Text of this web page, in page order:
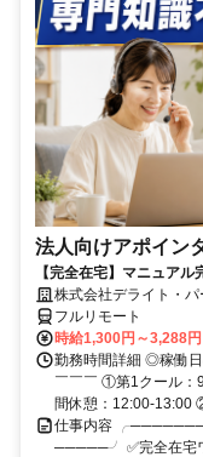
法人向けアポイン
【完全在宅】マニュア
株式会社デライト・
フルリモート
時給1,300円～3,288円
勤務時間詳細 ◎稼働
￣￣￣ ①第1クール：
間休憩：12:00-13:00
仕事内容
─────╯ ✅完全在宅